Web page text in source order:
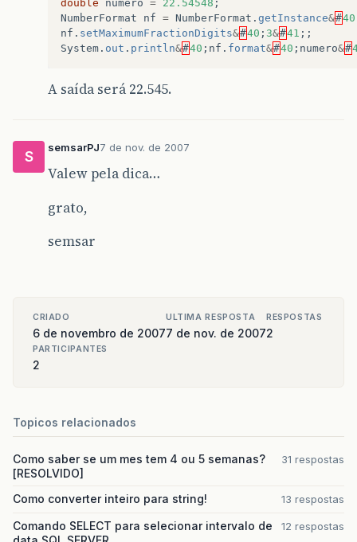
double numero = 22.54548 ;
NumberFormat
nf = NumberFormat . getInstance&#40
nf . setMaximumFractionDigits&#40 ; 3&#41 ;;
System . out . println&#40 ; nf . format&#40 ; numero&#
A saída será 22.545.
S
semsarPJ7 de nov. de 2007
Valew pela dica…
grato,
semsar
CRIADO
6 de novembro de 2007
ULTIMA RESPOSTA
7 de nov. de 2007
RESPOSTAS
2
PARTICIPANTES
2
Topicos relacionados
Como saber se um mes tem 4 ou 5 semanas?
[RESOLVIDO]
31 respostas
Como converter inteiro para string! 13 respostas
Comando SELECT para selecionar intervalo de
12 respostas